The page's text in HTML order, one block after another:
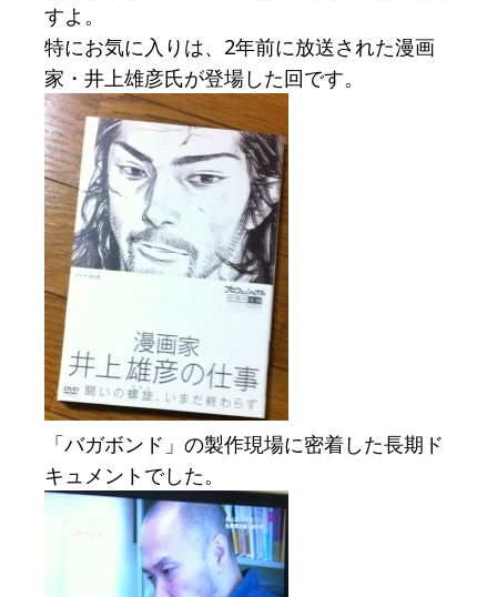
すよ。
特にお気に入りは、2年前に放送された漫画
家・井上雄彦氏が登場した回です。
「バガボンド」の製作現場に密着した長期ド
キュメントでした。